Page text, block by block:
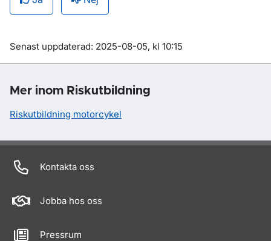
Om sidan
Senast uppdaterad: 2025-08-05, kl 10:15
Mer inom Riskutbildning
Riskutbildning motorcykel
Kontakta oss
Jobba hos oss
Pressrum